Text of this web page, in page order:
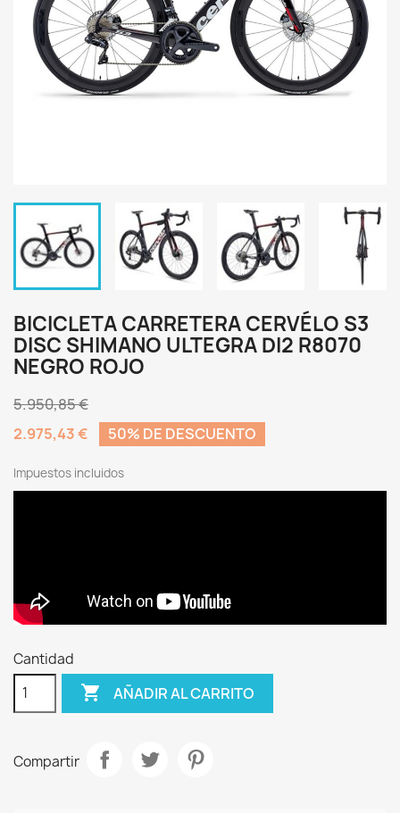
BICICLETA CARRETERA CERVÉLO S3
DISC SHIMANO ULTEGRA DI2 R8070
NEGRO ROJO
5.950,85 €
2.975,43 €
50% DE DESCUENTO
Impuestos incluidos
Cantidad
 AÑADIR AL CARRITO
Compartir